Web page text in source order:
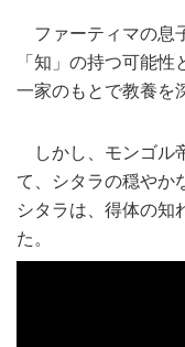
ファーティマの息
「知」の持つ可能
一家のもとで教養を
しかし、モンゴル
て、シタラの穏やか
シタラは、得体の知
た。